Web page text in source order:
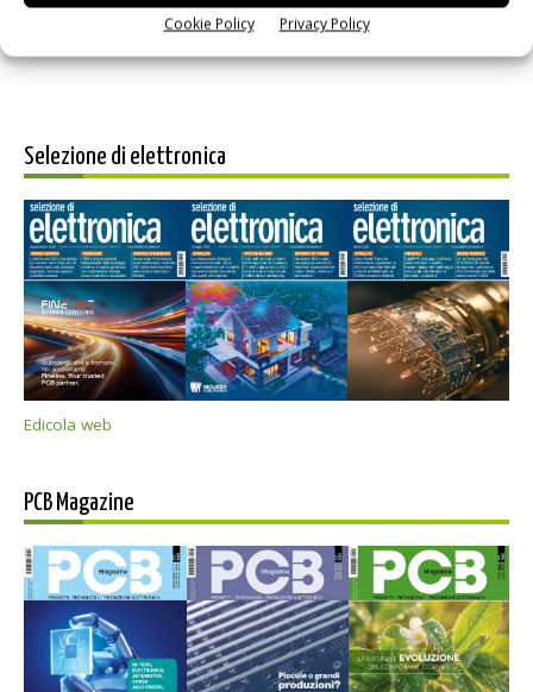
Cookie Policy Privacy Policy
Selezione di elettronica
Edicola web
PCB Magazine